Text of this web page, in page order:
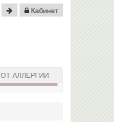
Кабинет
ОТ АЛЛЕРГИИ